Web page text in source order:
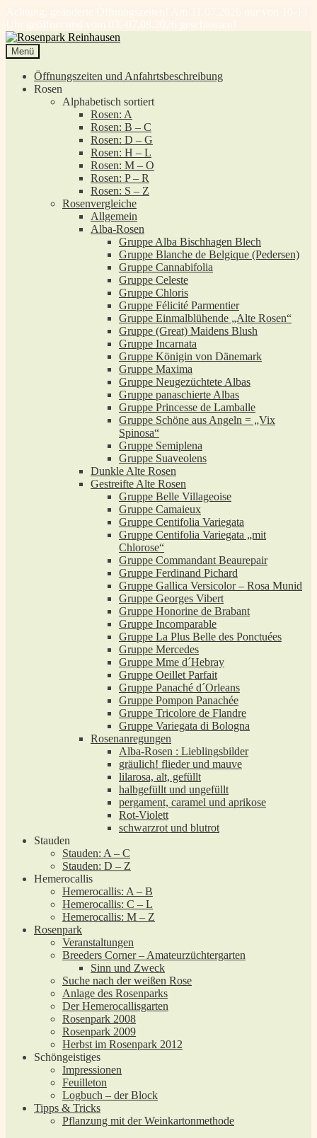
Achtung, geänderte Öffnungszeiten! Am 31.07.2026 nur von 10-13
Uhr geöffnet und vom 03.-07.08.2026 geschlossen!
Zur
Navigation
springen
Zum
Inhalt
springen
Menü
Öffnungszeiten und Anfahrtsbeschreibung
Rosen
Alphabetisch sortiert
Rosen: A
Rosen: B – C
Rosen: D – G
Rosen: H – L
Rosen: M – O
Rosen: P – R
Rosen: S – Z
Rosenvergleiche
Allgemein
Alba-Rosen
Gruppe Alba Bischhagen Blech
Gruppe Blanche de Belgique (Pedersen)
Gruppe Cannabifolia
Gruppe Celeste
Gruppe Chloris
Gruppe Félicité Parmentier
Gruppe Einmalblühende „Alte Rosen“
Gruppe (Great) Maidens Blush
Gruppe Incarnata
Gruppe Königin von Dänemark
Gruppe Maxima
Gruppe Neugezüchtete Albas
Gruppe panaschierte Albas
Gruppe Princesse de Lamballe
Gruppe Schöne aus Angeln = „Vix
Spinosa“
Gruppe Semiplena
Gruppe Suaveolens
Dunkle Alte Rosen
Gestreifte Alte Rosen
Gruppe Belle Villageoise
Gruppe Camaieux
Gruppe Centifolia Variegata
Gruppe Centifolia Variegata „mit
Chlorose“
Gruppe Commandant Beaurepair
Gruppe Ferdinand Pichard
Gruppe Gallica Versicolor – Rosa Munid
Gruppe Georges Vibert
Gruppe Honorine de Brabant
Gruppe Incomparable
Gruppe La Plus Belle des Ponctuées
Gruppe Mercedes
Gruppe Mme d´Hebray
Gruppe Oeillet Parfait
Gruppe Panaché d´Orleans
Gruppe Pompon Panachée
Gruppe Tricolore de Flandre
Gruppe Variegata di Bologna
Rosenanregungen
Alba-Rosen : Lieblingsbilder
gräulich! flieder und mauve
lilarosa, alt, gefüllt
halbgefüllt und ungefüllt
pergament, caramel und aprikose
Rot-Violett
schwarzrot und blutrot
Stauden
Stauden: A – C
Stauden: D – Z
Hemerocallis
Hemerocallis: A – B
Hemerocallis: C – L
Hemerocallis: M – Z
Rosenpark
Veranstaltungen
Breeders Corner – Amateurzüchtergarten
Sinn und Zweck
Suche nach der weißen Rose
Anlage des Rosenparks
Der Hemerocallisgarten
Rosenpark 2008
Rosenpark 2009
Herbst im Rosenpark 2012
Schöngeistiges
Impressionen
Feuilleton
Logbuch – der Block
Tipps & Tricks
Pflanzung mit der Weinkartonmethode